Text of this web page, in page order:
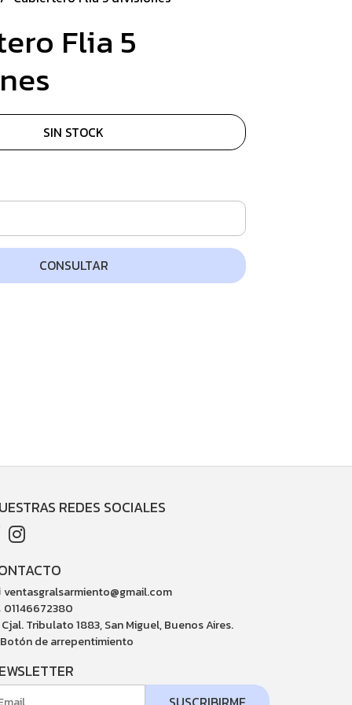
Flia 5
SIN STOCK
CONSULTAR
REDES SOCIALES
ventasgralsarmiento@gmail.com
01146672380
Cjal. Tribulato 1883, San Miguel, Buenos Aires.
Botón de arrepentimiento